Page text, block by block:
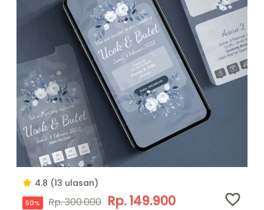
4.8 (13 ulasan)
50% Rp. 300.000 Rp. 149.900